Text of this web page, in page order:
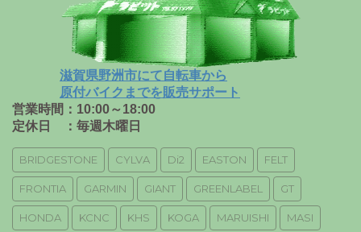
滋賀県野洲市にて自転車から
原付バイクまでを販売サポート
営業時間：10:00～18:00
定休日 ：毎週木曜日
BRIDGESTONE CYLVA Di2 EASTON FELT
FRONTIA GARMIN GIANT GREENLABEL GT
HONDA KCNC KHS KOGA MARUISHI MASI